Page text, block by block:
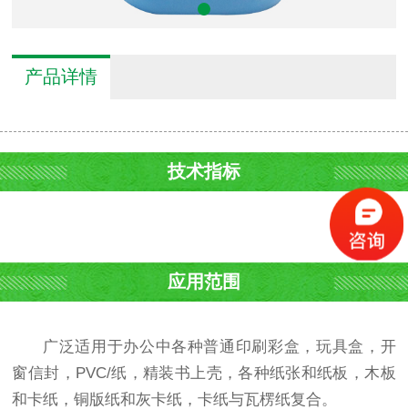
产品详情
技术指标
应用范围
广泛适用于办公中各种普通印刷彩盒，玩具盒，开
窗信封，PVC/纸，精装书上壳，各种纸张和纸板，木板
和卡纸，铜版纸和灰卡纸，卡纸与瓦楞纸复合。